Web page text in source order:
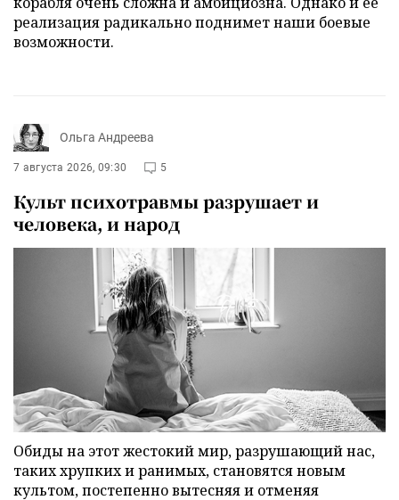
реализация радикально поднимет наши боевые
возможности.
Ольга Андреева
7 августа 2026, 09:30 5
Культ психотравмы разрушает и
человека, и народ
Обиды на этот жестокий мир, разрушающий нас,
таких хрупких и ранимых, становятся новым
культом, постепенно вытесняя и отменяя